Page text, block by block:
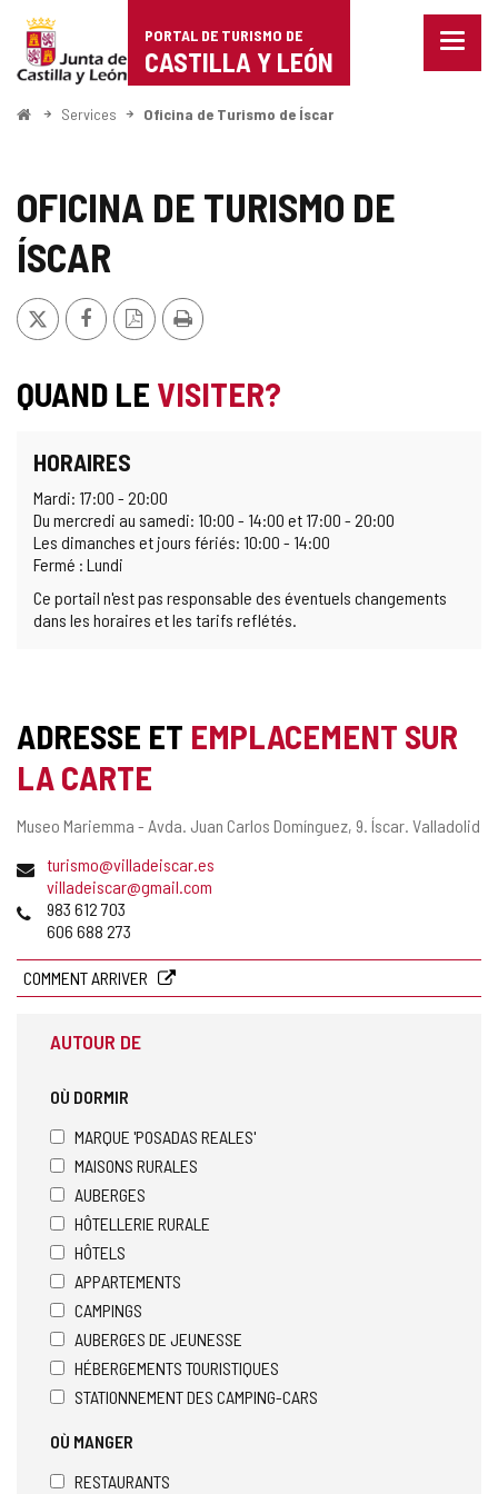
Portal
de
Turismo
Castilla
León
PORTAL DE TURISMO DE
CASTILLA Y LEÓN
Menu
<
Services Oficina de Turismo de Íscar
OFICINA DE TURISMO DE
ÍSCAR
X FacebookVersion
PDF
Imprimer
QUAND LE VISITER?
HORAIRES
Mardi: 17:00 - 20:00
Du mercredi au samedi: 10:00 - 14:00 et 17:00 - 20:00
Les dimanches et jours fériés: 10:00 - 14:00
Fermé : Lundi
Ce portail n'est pas responsable des éventuels changements
dans les horaires et les tarifs reflétés.
ADRESSE ET EMPLACEMENT SUR
LA CARTE
Adresse
Museo Mariemma - Avda. Juan Carlos Domínguez, 9. Íscar. Valladolid
Adresse
de
courrier
électronique
turismo@villadeiscar.es
villadeiscar@gmail.com
Téléphones
983 612 703
606 688 273
COMMENT ARRIVER
AUTOUR DE
OÙ DORMIR
MARQUE 'POSADAS REALES'
MAISONS RURALES
AUBERGES
HÔTELLERIE RURALE
HÔTELS
APPARTEMENTS
CAMPINGS
AUBERGES DE JEUNESSE
HÉBERGEMENTS TOURISTIQUES
STATIONNEMENT DES CAMPING-CARS
OÙ MANGER
RESTAURANTS